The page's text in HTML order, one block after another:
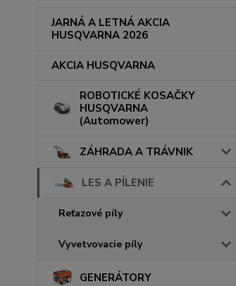
JARNÁ A LETNÁ AKCIA
HUSQVARNA 2026
AKCIA HUSQVARNA
ROBOTICKÉ KOSAČKY
HUSQVARNA
(Automower)
ZÁHRADA A TRÁVNIK
LES A PÍLENIE
Reťazové píly
Vyvetvovacie píly
GENERÁTORY